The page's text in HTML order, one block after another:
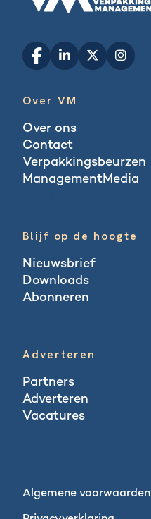
Over VM
Over ons
Contact
Verpakkingsbeurzen
ManagementMedia
Blijf op de hoogte
Nieuwsbrief
Downloads
Abonneren
Adverteren
Partners
Adverteren
Vacatures
Algemene voorwaarden